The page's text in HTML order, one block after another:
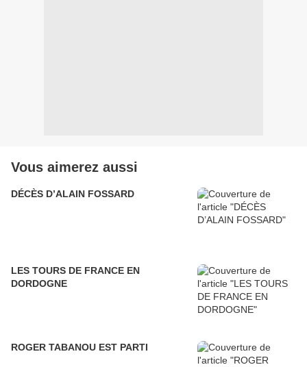
Vous aimerez aussi
DÉCÈS D’ALAIN FOSSARD
LES TOURS DE FRANCE EN
DORDOGNE
ROGER TABANOU EST PARTI